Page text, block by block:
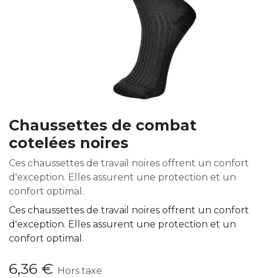
Chaussettes de combat
cotelées noires
Ces chaussettes de travail noires offrent un confort
d'exception. Elles assurent une protection et un
confort optimal.
Ces chaussettes de travail noires offrent un confort
d'exception. Elles assurent une protection et un
confort optimal.
6,36 € Hors taxe